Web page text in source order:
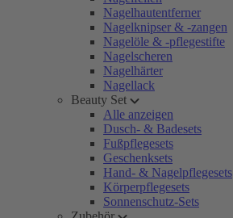
Nagelhautentferner
Nagelknipser & -zangen
Nagelöle & -pflegestifte
Nagelscheren
Nagelhärter
Nagellack
Beauty Set
Alle anzeigen
Dusch- & Badesets
Fußpflegesets
Geschenksets
Hand- & Nagelpflegesets
Körperpflegesets
Sonnenschutz-Sets